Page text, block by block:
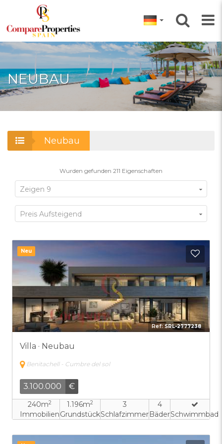
NEUBAU
Neubau
Wurden gefunden 211 Eigenschaften
Zeigen 9
Preis Aufsteigend
Neu
Ref:SRL-2777238
Villa · Neubau
Benitachell - Cumbre del sol
3.100.000 €
240m2
Immobilien
1.196m2
Grundstück
3
Schlafzimmer
4
BäderSchwimmbad
Zu